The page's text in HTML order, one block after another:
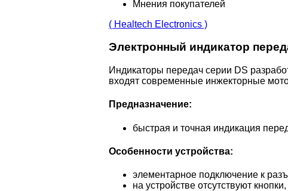
Мнения покупателей
( Healtech Electronics )
Электронный индикатор
Индикаторы передач серии DS
входят современные инжекторные
Предназначение:
быстрая и точная индикация
Особенности устройства:
элементарное подключение к
на устройстве отсутствуют